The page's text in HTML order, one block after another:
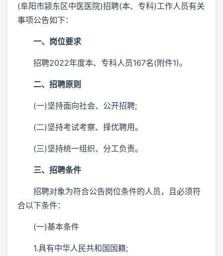
(阜阳市颍东区中医医院)招聘(本、专科)工作人员有关
事项公告如下：
一、岗位要求
招聘2022年度本、专科人员167名(附件1)。
二、招聘原则
(一)坚持面向社会、公开招聘;
(二)坚持考试考察、择优聘用。
(三)坚持统一组织、分工负责。
三、招聘条件
招聘对象为符合公告岗位条件的人员，且必须符
合以下条件：
(一)基本条件
1.具有中华人民共和国国籍;